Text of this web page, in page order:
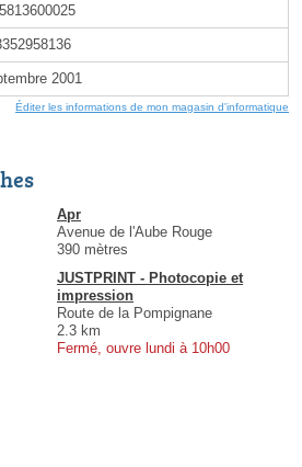
2001
Éditer les informations de mon magasin d'informatique
Apr
Avenue de l'Aube Rouge
390 mètres
JUSTPRINT - Photocopie et
impression
Route de la Pompignane
2.3 km
Fermé, ouvre lundi à 10h00